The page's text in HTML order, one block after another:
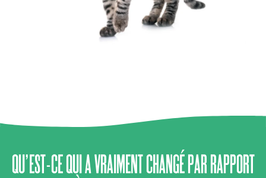
QU’EST-CE QUI A VRAIMENT CHANGÉ PAR RAPPORT